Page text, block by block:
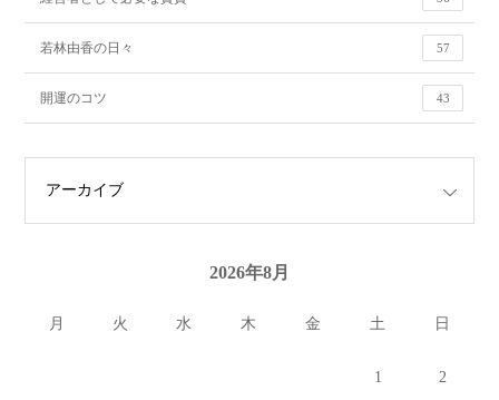
若林由香の日々 57
開運のコツ 43
2026年8月
月 火 水 木 金 土 日
1 2